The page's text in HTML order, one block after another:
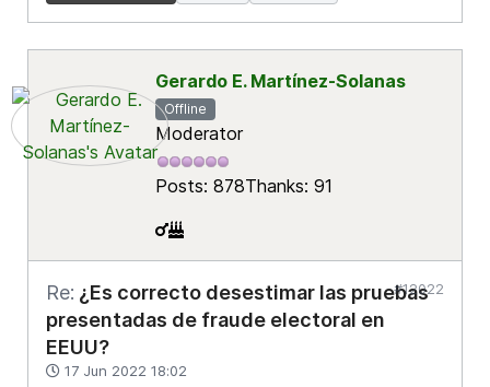
Gerardo E. Martínez-Solanas
Offline
Moderator
Posts: 878Thanks: 91
Re: ¿Es correcto desestimar las pruebas
presentadas de fraude electoral en
EEUU?
17 Jun 2022 18:02
#12022